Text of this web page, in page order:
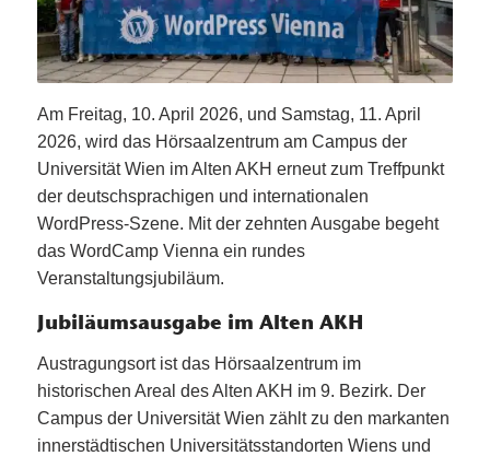
Am Freitag, 10. April 2026, und Samstag, 11. April
2026, wird das Hörsaalzentrum am Campus der
Universität Wien im Alten AKH erneut zum Treffpunkt
der deutschsprachigen und internationalen
WordPress-Szene. Mit der zehnten Ausgabe begeht
das WordCamp Vienna ein rundes
Veranstaltungsjubiläum.
Jubiläumsausgabe im Alten AKH
Austragungsort ist das Hörsaalzentrum im
historischen Areal des Alten AKH im 9. Bezirk. Der
Campus der Universität Wien zählt zu den markanten
innerstädtischen Universitätsstandorten Wiens und